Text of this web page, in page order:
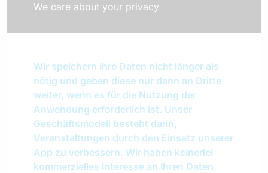
We care about your privacy
Wir speichern Ihre Daten nicht länger als
nötig und geben diese nur dann an Dritte
weiter, wenn es für die Nutzung der
Anwendung erforderlich ist. Unser
Geschäftsmodell besteht darin,
Veranstaltungen durch den Einsatz unserer
App zu verbessern. Wir haben keinerlei
kommerzielles Interesse an Ihren Daten.